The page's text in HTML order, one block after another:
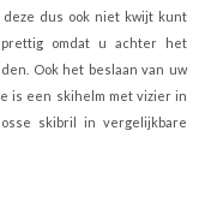
dus ook niet kwijt kunt
omdat u achter het
Ook het beslaan van uw
is een skihelm met vizier in
skibril in vergelijkbare